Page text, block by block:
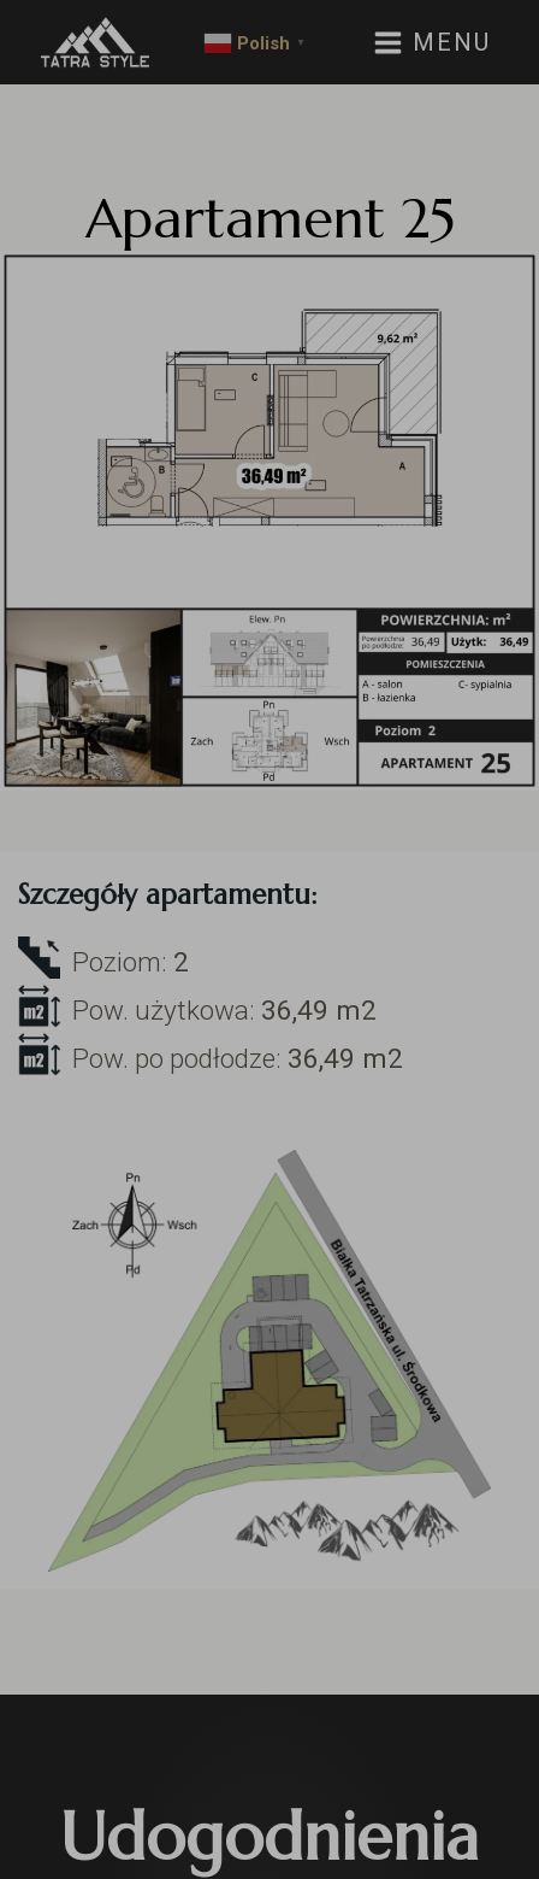
Polish ▼ MENU
Apartament 25
Szczegóły apartamentu:
Poziom: 2
Pow. użytkowa: 36,49 m2
Pow. po podłodze: 36,49 m2
Udogodnienia